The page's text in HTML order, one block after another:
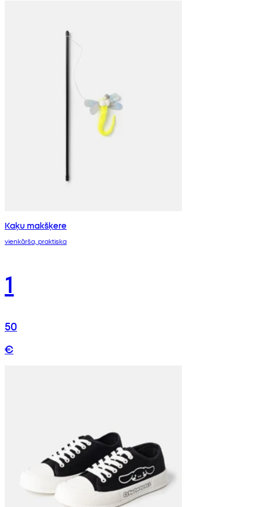
Kaķu makšķere
vienkārša, praktiska
1
50
€